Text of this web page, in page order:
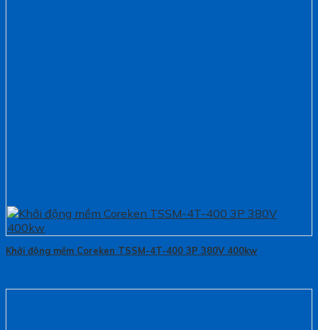
Khởi động mềm Coreken TSSM-4T-400 3P 380V 400kw